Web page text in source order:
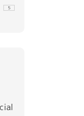
5